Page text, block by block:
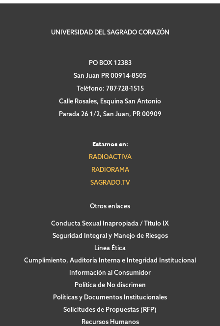
UNIVERSIDAD DEL SAGRADO CORAZÓN
PO BOX 12383
San Juan PR 00914-8505
Teléfono: 787-728-1515
Calle Rosales, Esquina San Antonio
Parada 26 1/2, San Juan, PR 00909
Estamos en:
RADIOACTIVA
RADIORAMA
SAGRADO.TV
Otros enlaces
Conducta Sexual Inapropiada / Título IX
Seguridad Integral y Manejo de Riesgos
Línea Ética
Cumplimiento, Auditoría Interna e Integridad Institucional
Información al Consumidor
Política de No discrimen
Políticas y Documentos Institucionales
Solicitudes de Propuestas (RFP)
Recursos Humanos